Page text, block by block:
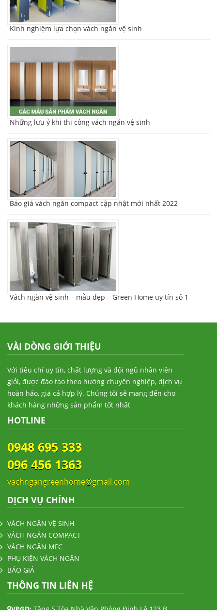
Kinh nghiệm lựa chọn vách ngăn vệ sinh
Những lưu ý khi thi công vách ngăn vệ sinh
Báo giá vách ngăn compact cập nhật mới nhất 2022
Vách ngăn vệ sinh – mẫu đẹp – Green Home uy tín số 1
VÀI DÒNG GIỚI THIỆU
Với tiêu chí uy tín, chất lượng và đội ngũ nhân viên
giỏi, được đào tạo theo hướng chuyên nghiệp, dịch vụ
hoàn hảo, giá cả hợp lý. Chúng tôi sẽ mang đến cho
khách hàng những sản phẩm tốt nhất
HOTLINE
0948 695 333
096 456 1363
vachngangreenhome@gmail.com
DỊCH VỤ CHÍNH
VÁCH NGĂN VỆ SINH
VÁCH NGĂN COMPACT
VÁCH NGĂN MFC
PHỤ KIỆN VÁCH NGĂN
BÁO GIÁ
THÔNG TIN LIÊN HỆ